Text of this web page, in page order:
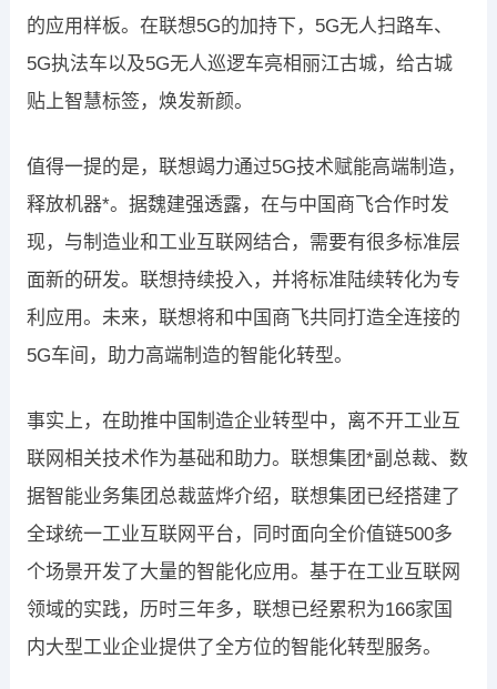
的应用样板。在联想5G的加持下，5G无人扫路车、
5G执法车以及5G无人巡逻车亮相丽江古城，给古城
贴上智慧标签，焕发新颜。
值得一提的是，联想竭力通过5G技术赋能高端制造，
释放机器*。据魏建强透露，在与中国商飞合作时发
现，与制造业和工业互联网结合，需要有很多标准层
面新的研发。联想持续投入，并将标准陆续转化为专
利应用。未来，联想将和中国商飞共同打造全连接的
5G车间，助力高端制造的智能化转型。
事实上，在助推中国制造企业转型中，离不开工业互
联网相关技术作为基础和助力。联想集团*副总裁、数
据智能业务集团总裁蓝烨介绍，联想集团已经搭建了
全球统一工业互联网平台，同时面向全价值链500多
个场景开发了大量的智能化应用。基于在工业互联网
领域的实践，历时三年多，联想已经累积为166家国
内大型工业企业提供了全方位的智能化转型服务。